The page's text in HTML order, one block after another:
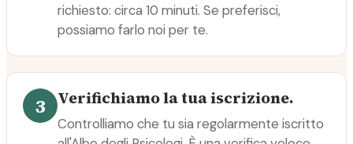
richiesto: circa 10 minuti. Se preferisci,
possiamo farlo noi per te.
3 Verifichiamo la tua iscrizione.
Controlliamo che tu sia regolarmente iscritto